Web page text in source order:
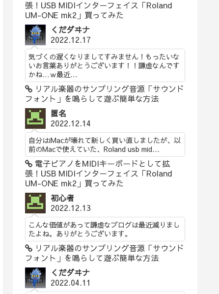
張！USB MIDIインターフェイス「Roland
UM-ONE mk2」買ってみた
くだダヰナ
2022.12.17
気づくの遅くなりましてすみません！もったいな
いお言葉ありがとうございます！！謙虚なんです
かね…ｗ最近...
リアル楽器のサンプリング音源「サウンド
フォント」を鳴らして遊ぶ簡単な方法
匿名
2022.12.14
自分はiMacが壊れて新しく買い直しましたが、以
前のMacで使えていた、Roland usb mid...
電子ピアノをMIDIキーボードとして拡
張！USB MIDIインターフェイス「Roland
UM-ONE mk2」買ってみた
初心者
2022.12.13
こんな価値があって謙虚なブログは最近減りまし
たよね。ありがとうございます。
リアル楽器のサンプリング音源「サウンド
フォント」を鳴らして遊ぶ簡単な方法
くだダヰナ
2022.04.11